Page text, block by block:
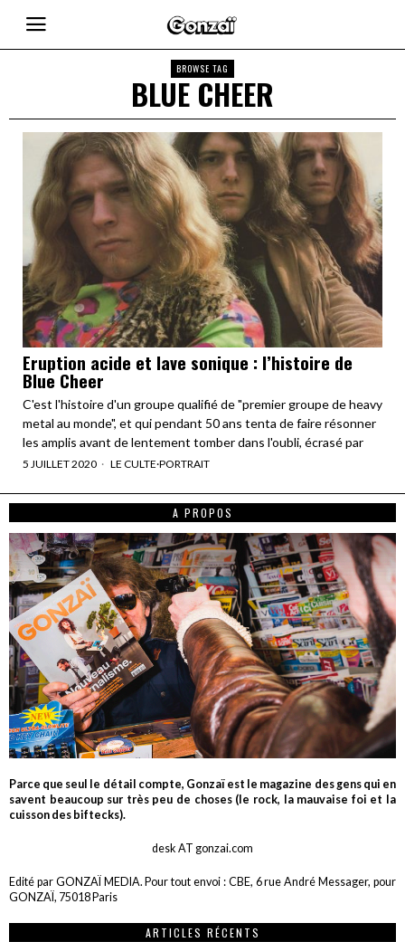
BROWSE TAG
BLUE CHEER
Eruption acide et lave sonique : l’histoire de
Blue Cheer
C'est l'histoire d'un groupe qualifié de "premier groupe de heavy
metal au monde", et qui pendant 50 ans tenta de faire résonner
les amplis avant de lentement tomber dans l'oubli, écrasé par
5 JUILLET 2020 LE CULTE·PORTRAIT
A PROPOS
Parce que seul le détail compte, Gonzaï est le magazine des gens qui en
savent beaucoup sur très peu de choses (le rock, la mauvaise foi et la
cuisson des biftecks).
desk AT gonzai.com
Edité par GONZAÏ MEDIA. Pour tout envoi : CBE, 6 rue André Messager, pour
GONZAÏ, 75018 Paris
ARTICLES RÉCENTS